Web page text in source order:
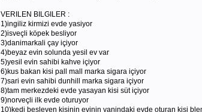
VERILEN BILGILER :
1)ingiliz kirmizi evde yasiyor
2)isveçli köpek besliyor
3)danimarkali çay içiyor
4)beyaz evin solunda yesil ev var
5)yesil evin sahibi kahve içiyor
6)kus bakan kisi pall mall marka sigara içiyor
7)sari evin sahibi dunhill marka sigara içiyor
8)tam merkezdeki evde yasayan kisi süt içiyor
9)norveçli ilk evde oturuyor
10)kedi besleyen kisinin evinin yanindaki evde oturan kisi